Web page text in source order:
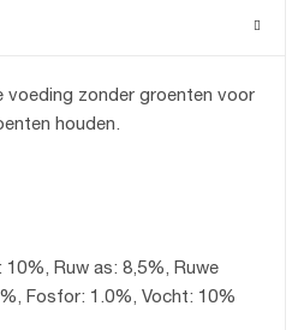
voeding zonder groenten voor
houden.
Ruw as: 8,5%, Ruwe
Fosfor: 1.0%, Vocht: 10%